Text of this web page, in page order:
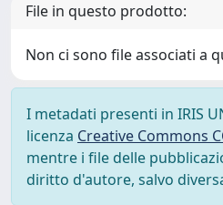
File in questo prodotto:
Non ci sono file associati a
I metadati presenti in IRIS
licenza Creative Commons
mentre i file delle
diritto d'autore, salvo